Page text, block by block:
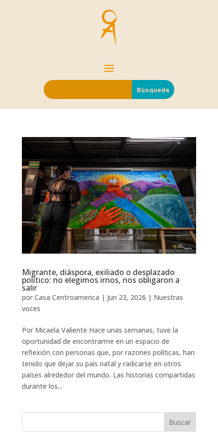
Migrante, diáspora, exiliado o desplazado
político: no elegimos irnos, nos obligaron a
salir
por Casa Centroamerica | Jun 23, 2026 | Nuestras
voces
Por Micaela Valiente Hace unas semanas, tuve la
oportunidad de encontrarme en un espacio de
reflexión con personas que, por razones políticas, han
tenido que dejar su país natal y radicarse en otros
países alrededor del mundo. Las historias compartidas
durante los...
Buscar